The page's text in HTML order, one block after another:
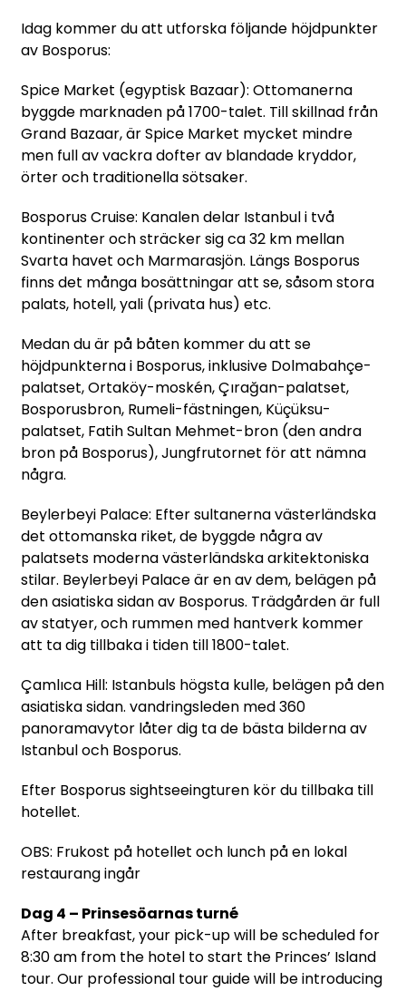
Idag kommer du att utforska följande höjdpunkter
av Bosporus:
Spice Market (egyptisk Bazaar): Ottomanerna
byggde marknaden på 1700-talet. Till skillnad från
Grand Bazaar, är Spice Market mycket mindre
men full av vackra dofter av blandade kryddor,
örter och traditionella sötsaker.
Bosporus Cruise: Kanalen delar Istanbul i två
kontinenter och sträcker sig ca 32 km mellan
Svarta havet och Marmarasjön. Längs Bosporus
finns det många bosättningar att se, såsom stora
palats, hotell, yali (privata hus) etc.
Medan du är på båten kommer du att se
höjdpunkterna i Bosporus, inklusive Dolmabahçe-
palatset, Ortaköy-moskén, Çırağan-palatset,
Bosporusbron, Rumeli-fästningen, Küçüksu-
palatset, Fatih Sultan Mehmet-bron (den andra
bron på Bosporus), Jungfrutornet för att nämna
några.
Beylerbeyi Palace: Efter sultanerna västerländska
det ottomanska riket, de byggde några av
palatsets moderna västerländska arkitektoniska
stilar. Beylerbeyi Palace är en av dem, belägen på
den asiatiska sidan av Bosporus. Trädgården är full
av statyer, och rummen med hantverk kommer
att ta dig tillbaka i tiden till 1800-talet.
Çamlıca Hill: Istanbuls högsta kulle, belägen på den
asiatiska sidan. vandringsleden med 360
panoramavytor låter dig ta de bästa bilderna av
Istanbul och Bosporus.
Efter Bosporus sightseeingturen kör du tillbaka till
hotellet.
OBS: Frukost på hotellet och lunch på en lokal
restaurang ingår
Dag 4 – Prinsesöarnas turné
After breakfast, your pick-up will be scheduled for
8:30 am from the hotel to start the Princes’ Island
tour. Our professional tour guide will be introducing